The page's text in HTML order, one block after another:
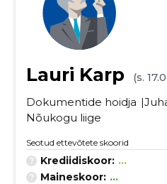
Lauri Karp
(s.
Dokumentide hoidja
Nõukogu liige
Seotud ettevõtete skoorid
Krediidiskoor: ...
Maineskoor: ...